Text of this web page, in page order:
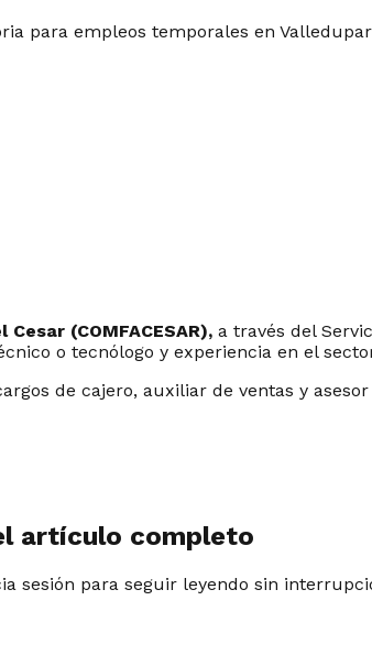
para empleos temporales en Valledupar
(COMFACESAR), a través del
o tecnólogo y experiencia en el
de cajero, auxiliar de ventas y
artículo completo
sesión para seguir leyendo sin